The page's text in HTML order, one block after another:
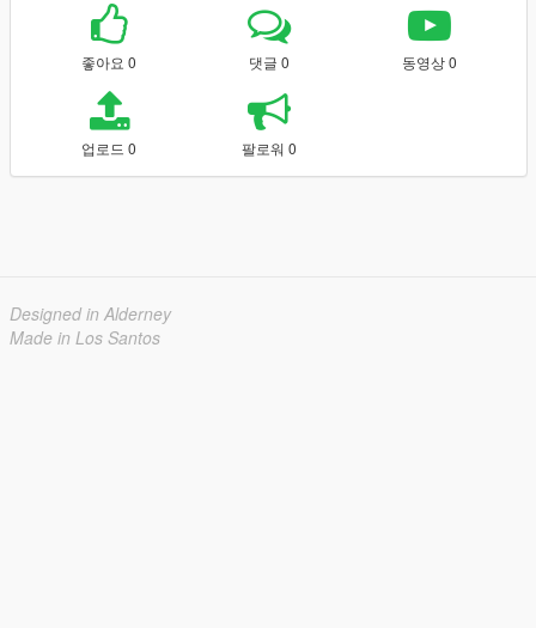
좋아요 0 댓글 0 동영상 0
업로드 0 팔로워 0
Designed in Alderney
Made in Los Santos